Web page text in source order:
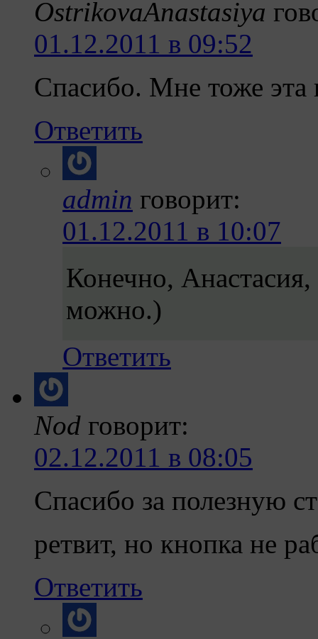
OstrikovaAnastasiya
01.12.2011 в 09:52
Спасибо. Мне тоже эта
Ответить
admin говорит:
01.12.2011 в 10:07
Конечно, Анастасия,
можно.)
Ответить
Nod говорит:
02.12.2011 в 08:05
Спасибо за полезную
ретвит, но кнопка не
Ответить